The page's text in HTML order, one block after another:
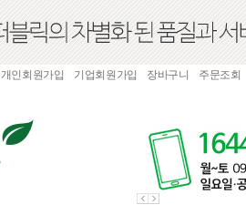
개인회원가입 기업회원가입 장바구니 주문조회